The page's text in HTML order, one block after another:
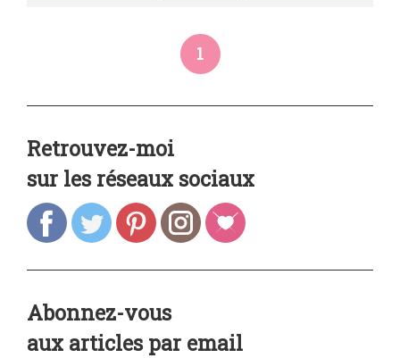
1
Retrouvez-moi
sur les réseaux sociaux
Abonnez-vous
aux articles par email